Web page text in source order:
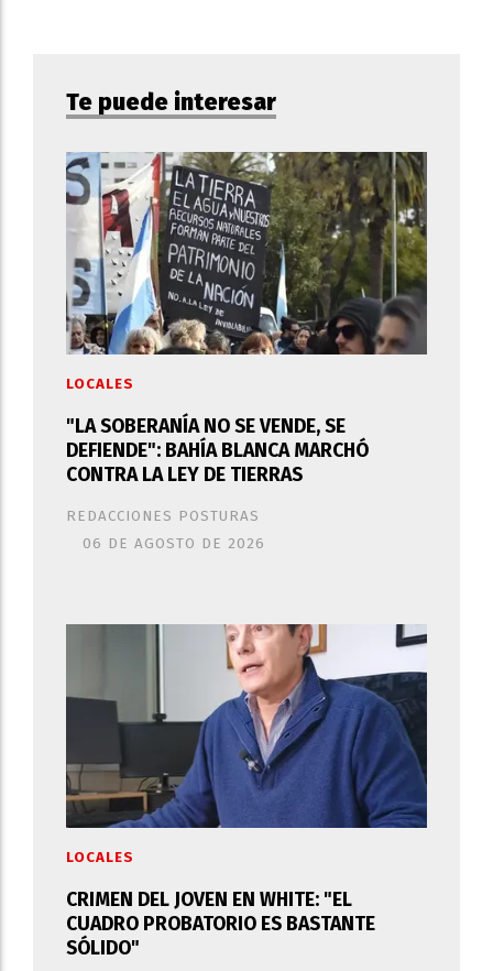
Te puede interesar
"LA SOBERANÍA NO SE VENDE, SE
DEFIENDE": BAHÍA BLANCA MARCHÓ
CONTRA LA LEY DE TIERRAS
REDACCIONES POSTURAS
LOCALES
06 DE AGOSTO DE 2026
CRIMEN DEL JOVEN EN WHITE: "EL
CUADRO PROBATORIO ES BASTANTE
SÓLIDO"
LOCALES